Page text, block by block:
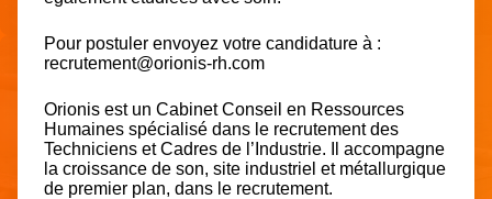
Pour postuler envoyez votre candidature à :
recrutement@orionis-rh.com
Orionis est un Cabinet Conseil en Ressources
Humaines spécialisé dans le recrutement des
Techniciens et Cadres de l’Industrie. Il accompagne
la croissance de son, site industriel et métallurgique
de premier plan, dans le recrutement.